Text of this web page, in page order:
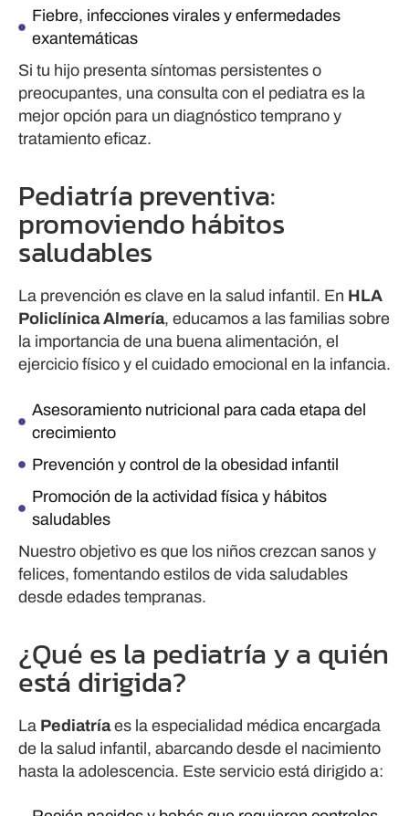
Fiebre, infecciones virales y enfermedades
exantemáticas
Si tu hijo presenta síntomas persistentes o
preocupantes, una consulta con el pediatra es la
mejor opción para un diagnóstico temprano y
tratamiento eficaz.
Pediatría preventiva:
promoviendo hábitos
saludables
La prevención es clave en la salud infantil. En HLA
Policlínica Almería, educamos a las familias sobre
la importancia de una buena alimentación, el
ejercicio físico y el cuidado emocional en la infancia.
Asesoramiento nutricional para cada etapa del
crecimiento
Prevención y control de la obesidad infantil
Promoción de la actividad física y hábitos
saludables
Nuestro objetivo es que los niños crezcan sanos y
felices, fomentando estilos de vida saludables
desde edades tempranas.
¿Qué es la pediatría y a quién
está dirigida?
La Pediatríaes la especialidad médica encargada
de la salud infantil, abarcando desde el nacimiento
hasta la adolescencia. Este servicio está dirigido a: